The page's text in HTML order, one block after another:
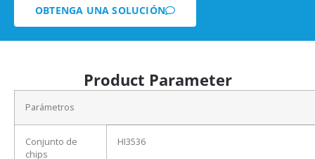
OBTENGA UNA SOLUCIÓN
Product Parameter
Parámetros
Conjunto de
chips
HI3536